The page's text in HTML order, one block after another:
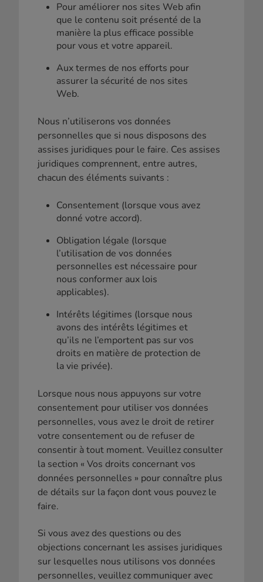
Pour améliorer nos sites Web afin
que le contenu soit présenté de la
manière la plus efficace possible
pour vous et votre appareil.
Aux termes de nos efforts pour
assurer la sécurité de nos sites
Web.
Nous n’utiliserons vos données
personnelles que si nous disposons des
assises juridiques pour le faire. Ces assises
juridiques comprennent, entre autres,
chacun des éléments suivants :
Consentement (lorsque vous avez
donné votre accord).
Obligation légale (lorsque
l’utilisation de vos données
personnelles est nécessaire pour
nous conformer aux lois
applicables).
Intérêts légitimes (lorsque nous
avons des intérêts légitimes et
qu’ils ne l’emportent pas sur vos
droits en matière de protection de
la vie privée).
Lorsque nous nous appuyons sur votre
consentement pour utiliser vos données
personnelles, vous avez le droit de retirer
votre consentement ou de refuser de
consentir à tout moment. Veuillez consulter
la section « Vos droits concernant vos
données personnelles » pour connaître plus
de détails sur la façon dont vous pouvez le
faire.
Si vous avez des questions ou des
objections concernant les assises juridiques
sur lesquelles nous utilisons vos données
personnelles, veuillez communiquer avec